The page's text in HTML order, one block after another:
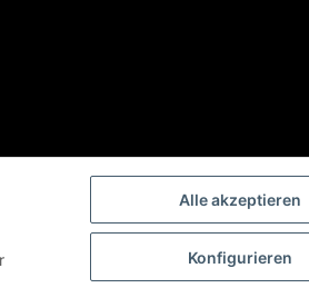
Alle akzeptieren
Konfigurieren